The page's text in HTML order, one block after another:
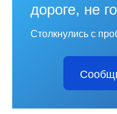
дороге, не
Столкнулись с